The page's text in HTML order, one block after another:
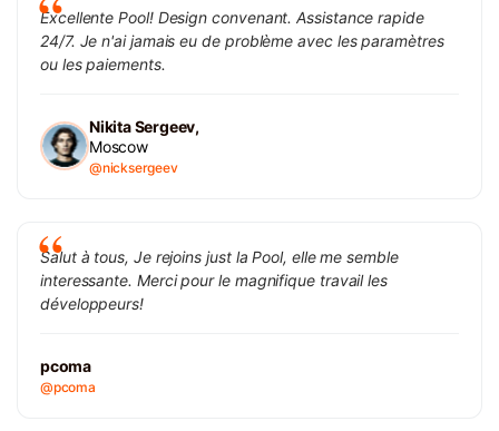
Excellente Pool! Design convenant. Assistance rapide
24/7. Je n'ai jamais eu de problème avec les paramètres
ou les paiements.
Nikita Sergeev,
Moscow
@nicksergeev
Salut à tous, Je rejoins just la Pool, elle me semble
interessante. Merci pour le magnifique travail les
développeurs!
pcoma
@pcoma